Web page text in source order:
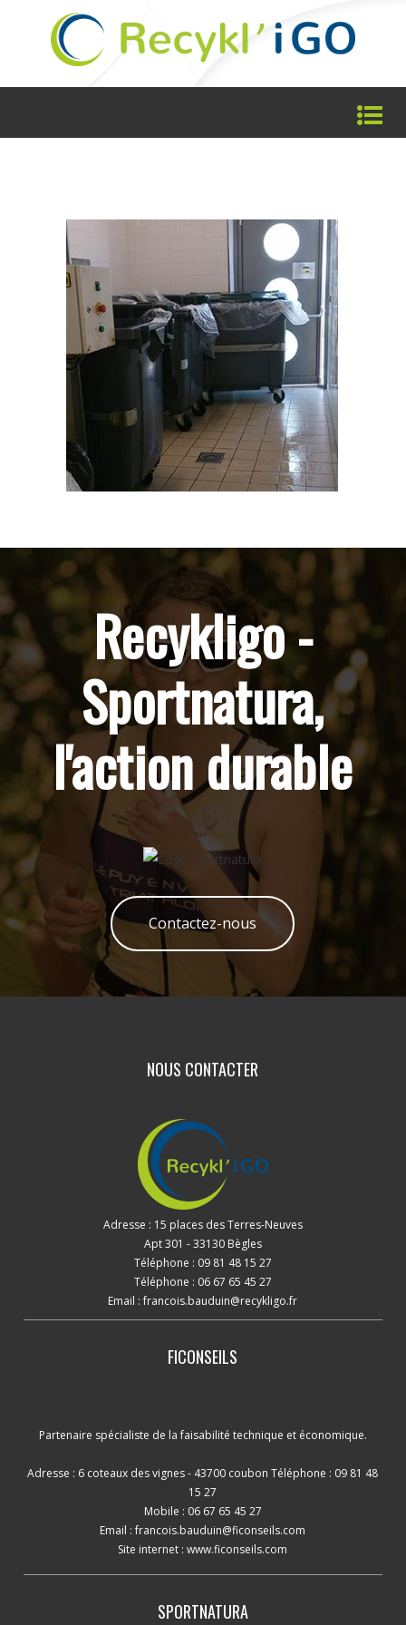
Recykligo -
Sportnatura,
l'action durable
Contactez-nous
NOUS CONTACTER
Adresse : 15 places des Terres-Neuves
Apt 301 - 33130 Bègles
Téléphone : 09 81 48 15 27
Téléphone : 06 67 65 45 27
Email :francois.bauduin@recykligo.fr
FICONSEILS
Partenaire spécialiste de la faisabilité technique et économique.
Adresse : 6 coteaux des vignes - 43700 coubon Téléphone : 09 81 48
15 27
Mobile : 06 67 65 45 27
Email :francois.bauduin@ficonseils.com
Site internet :www.ficonseils.com
SPORTNATURA